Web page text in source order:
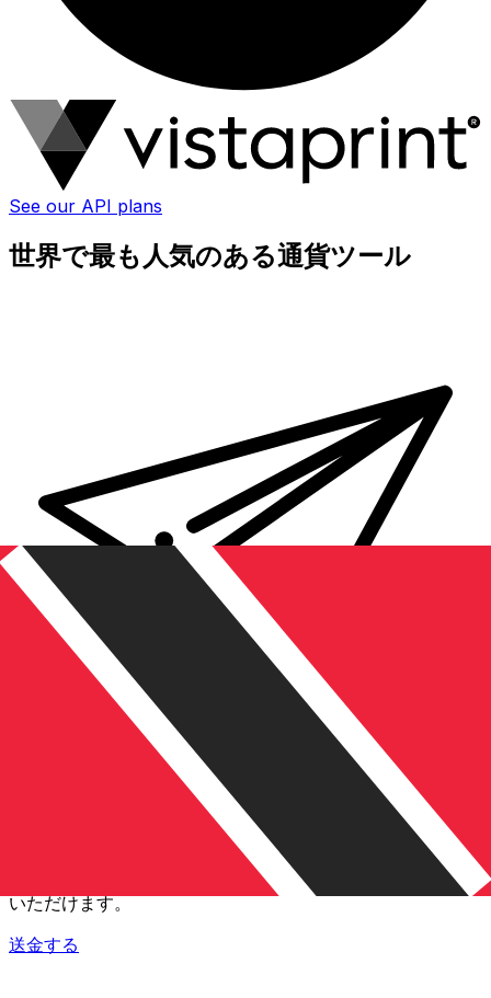
See our API plans
世界で最も人気のある通貨ツール
オンラインの送金が迅速、安全、簡単に行えます。ライブの
追跡と通知に加え、柔軟な配信と支払いオプションをご利用
いただけます。
送金する